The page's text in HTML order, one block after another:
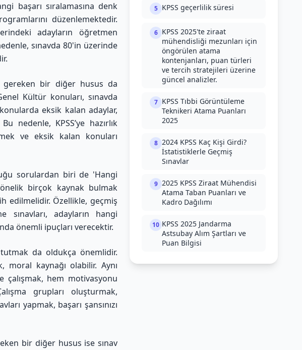
başarı sıralamasına denk
düzenlemektedir.
adayların öğretmen
sınavda 80'in üzerinde
gereken bir diğer husus da
Kültür konuları, sınavda
eksik kalan adaylar,
nedenle, KPSS’ye hazırlık
ve eksik kalan konuları
sorulardan biri de 'Hangi
birçok kaynak bulmak
edilmelidir. Özellikle, geçmiş
sınavları, adayların hangi
önemli ipuçları verecektir.
tutmak da oldukça önemlidir.
moral kaynağı olabilir. Aynı
çalışmak, hem motivasyonu
grupları oluşturmak,
yapmak, başarı şansınızı
bir diğer husus ise sınav
5 KPSS geçerlilik süresi
6 KPSS 2025'te ziraat
mühendisliği mezunları için
öngörülen atama
kontenjanları, puan türleri
ve tercih stratejileri üzerine
güncel analizler.
7 KPSS Tıbbi Görüntüleme
Teknikeri Atama Puanları
2025
8 2024 KPSS Kaç Kişi Girdi?
İstatistiklerle Geçmiş
Sınavlar
9 2025 KPSS Ziraat Mühendisi
Atama Taban Puanları ve
Kadro Dağılımı
10 KPSS 2025 Jandarma
Astsubay Alım Şartları ve
Puan Bilgisi